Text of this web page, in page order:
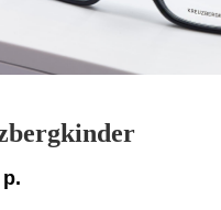
р.